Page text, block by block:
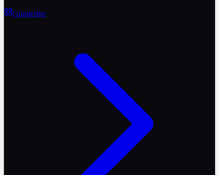
Gönderiler